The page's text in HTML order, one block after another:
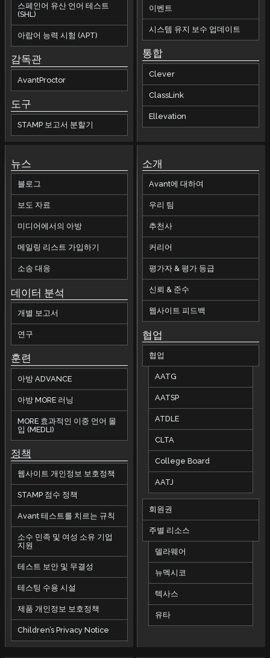
스페인어 유산 언어 테스트
(SHL)
아랍어 능력 시험 (APT)
감독관
AvantProctor
도구
STAMP 보고서 분할기
이벤트
시스템 유지 보수 업데이트
통합
Clever
ClassLink
Ellevation
뉴스
블로그
보도 자료
미디어에서의 아방
메일링 리스트 가입하기
소송 대응
데이터 분석
개별 보고서
연구
훈련
아방 ADVANCE
아방 MORE 러닝
MORE 효과적인 이중 언어 몰
입 (MEDLI)
정책
웹사이트 개인정보 보호정책
STAMP 점수 정책
Avant 테스트를 치르는 규칙
소수 민족 및 여성 소유 기업
지원
테스트 보안 및 무결성
테스팅 수용 시설
제품 개인정보 보호정책
Children’s Privacy Notice
소개
Avant에 대하여
우리 팀
추천사
커리어
평가자 & 평가 등급
신뢰 & 준수
웹사이트 피드백
협업
협업
AATG
AATSP
ATDLE
CLTA
College Board
AATJ
회원권
주별 리소스
델라웨어
뉴멕시코
텍사스
유타